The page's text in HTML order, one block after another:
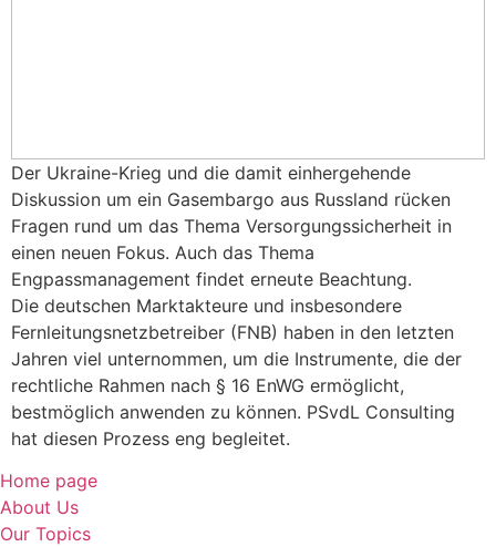
Der Ukraine-Krieg und die damit einhergehende
Diskussion um ein Gasembargo aus Russland rücken
Fragen rund um das Thema Versorgungssicherheit in
einen neuen Fokus. Auch das Thema
Engpassmanagement findet erneute Beachtung.
Die deutschen Marktakteure und insbesondere
Fernleitungsnetzbetreiber (FNB) haben in den letzten
Jahren viel unternommen, um die Instrumente, die der
rechtliche Rahmen nach § 16 EnWG ermöglicht,
bestmöglich anwenden zu können. PSvdL Consulting
hat diesen Prozess eng begleitet.
Home page
About Us
Our Topics